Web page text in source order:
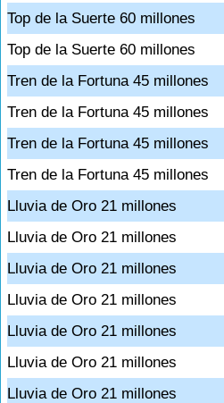
Top de la Suerte 60 millones
Top de la Suerte 60 millones
Tren de la Fortuna 45 millones
Tren de la Fortuna 45 millones
Tren de la Fortuna 45 millones
Tren de la Fortuna 45 millones
Lluvia de Oro 21 millones
Lluvia de Oro 21 millones
Lluvia de Oro 21 millones
Lluvia de Oro 21 millones
Lluvia de Oro 21 millones
Lluvia de Oro 21 millones
Lluvia de Oro 21 millones